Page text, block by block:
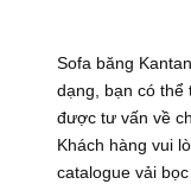
Sofa băng
dạng, bạn có thể
được tư vấn về
Khách hàng vui
catalogue vải